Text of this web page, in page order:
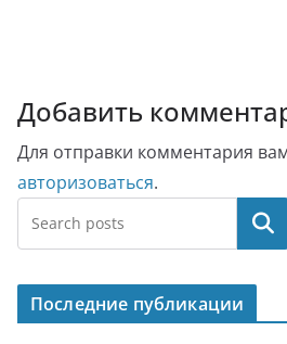
Добавить
Для отправки комментария
авторизоваться.
Поиск
Последние публикации